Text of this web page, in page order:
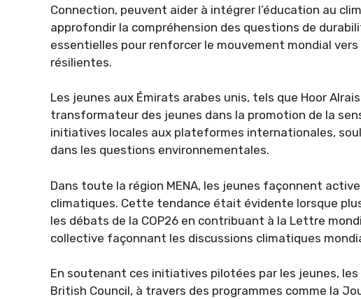
Connection, peuvent aider à intégrer l’éducation au
approfondir la compréhension des questions de
essentielles pour renforcer le mouvement mondial
résilientes.
Les jeunes aux Émirats arabes unis, tels que Hoor
transformateur des jeunes dans la promotion de la
initiatives locales aux plateformes internationales,
dans les questions environnementales.
Dans toute la région MENA, les jeunes façonnent
climatiques. Cette tendance était évidente lorsque
les débats de la COP26 en contribuant à la Lettre
collective façonnant les discussions climatiques
En soutenant ces initiatives pilotées par les jeunes,
British Council, à travers des programmes comme la